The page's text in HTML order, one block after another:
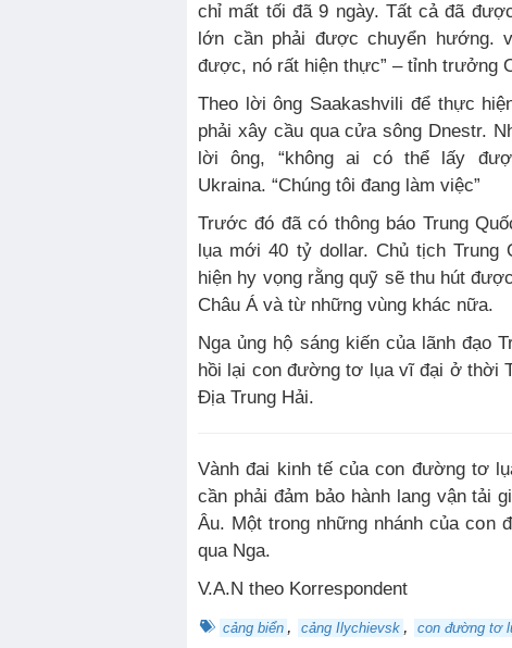
chỉ mất tối đã 9 ngày. Tất cả đã
lớn cần phải được chuyển hướng.
được, nó rất hiện thực” – tỉnh trưởng
Theo lời ông Saakashvili để thực
phải xây cầu qua cửa sông Dnestr.
lời ông, “không ai có thể lấy
Ukraina. “Chúng tôi đang làm việc”
Trước đó đã có thông báo Trung
lụa mới 40 tỷ dollar. Chủ tịch Trung
hiện hy vọng rằng quỹ sẽ thu hút
Châu Á và từ những vùng khác nữa.
Nga ủng hộ sáng kiến của lãnh đạo
hồi lại con đường tơ lụa vĩ đại ở thời
Địa Trung Hải.
Vành đai kinh tế của con đường tơ
cần phải đảm bảo hành lang vận tải
Âu. Một trong những nhánh của con
qua Nga.
V.A.N theo Korrespondent
cảng biển , cảng Ilychievsk , con đường tơ